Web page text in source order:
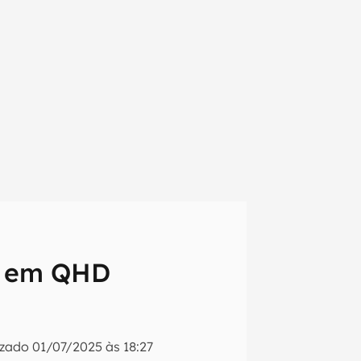
QHD
01/07/2025 às 18:27
primeira